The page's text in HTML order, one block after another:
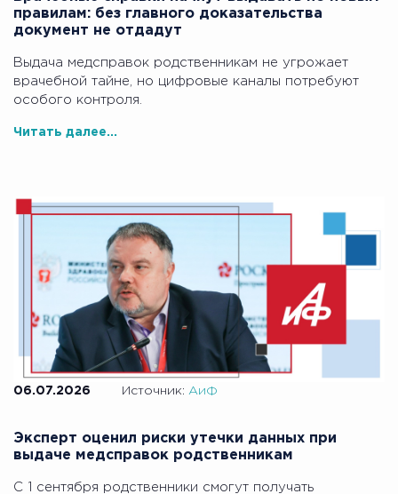
правилам: без главного доказательства
документ не отдадут
Выдача медсправок родственникам не угрожает
врачебной тайне, но цифровые каналы потребуют
особого контроля.
Читать далее...
06.07.2026 Источник: АиФ
Эксперт оценил риски утечки данных при
выдаче медсправок родственникам
С 1 сентября родственники смогут получать